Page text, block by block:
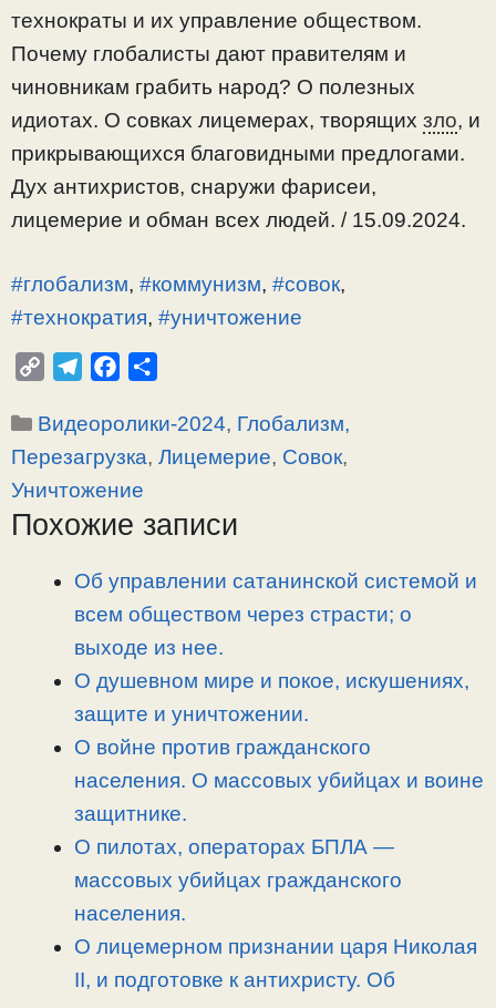
технократы и их управление обществом.
Почему глобалисты дают правителям и
чиновникам грабить народ? О полезных
идиотах. О совках лицемерах, творящих зло, и
прикрывающихся благовидными предлогами.
Дух антихристов, снаружи фарисеи,
лицемерие и обман всех людей. / 15.09.2024.
#глобализм, #коммунизм, #совок,
#технократия, #уничтожение
p
y
n
l
e
a
c
e
o
п
р
и
Рубрики
Видеоролики-2024, Глобализм,
Перезагрузка, Лицемерие, Совок,
Уничтожение
Похожие записи
Об управлении сатанинской системой и
всем обществом через страсти; о
выходе из нее.
О душевном мире и покое, искушениях,
защите и уничтожении.
О войне против гражданского
населения. О массовых убийцах и воине
защитнике.
О пилотах, операторах БПЛА —
массовых убийцах гражданского
населения.
О лицемерном признании царя Николая
II, и подготовке к антихристу. Об